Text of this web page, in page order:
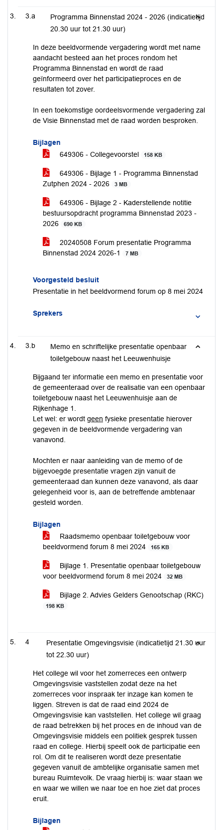
3.a
Programma Binnenstad 2024 - 2026 (indicatietijd
20.30 uur tot 21.30 uur)
In deze beeldvormende vergadering wordt met name
aandacht besteed aan het proces rondom het
Programma Binnenstad en wordt de raad
geïnformeerd over het participatieproces en de
resultaten tot zover.
In een toekomstige oordeelsvormende vergadering zal
de Visie Binnenstad met de raad worden besproken.
Bijlagen
649306 - Collegevoorstel
158 KB
649306 - Bijlage 1 - Programma Binnenstad
Zutphen 2024 - 2026
3 MB
649306 - Bijlage 2 - Kaderstellende notitie
bestuursopdracht programma Binnenstad 2023 -
2026
690 KB
20240508 Forum presentatie Programma
Binnenstad 2024 2026-1
7 MB
Voorgesteld besluit
Presentatie in het beeldvormend forum op 8 mei 2024
Sprekers
3.b
Memo en schriftelijke presentatie openbaar
toiletgebouw naast het Leeuwenhuisje
Bijgaand ter informatie een memo en presentatie voor
de gemeenteraad over de realisatie van een openbaar
toiletgebouw naast het Leeuwenhuisje aan de
Rijkenhage 1.
Let wel: er wordt geen fysieke presentatie hierover
gegeven in de beeldvormende vergadering van
vanavond.
Mochten er naar aanleiding van de memo of de
bijgevoegde presentatie vragen zijn vanuit de
gemeenteraad dan kunnen deze vanavond, als daar
gelegenheid voor is, aan de betreffende ambtenaar
gesteld worden.
Bijlagen
Raadsmemo openbaar toiletgebouw voor
beeldvormend forum 8 mei 2024
165 KB
Bijlage 1. Presentatie openbaar toiletgebouw
voor beeldvormend forum 8 mei 2024
32 MB
Bijlage 2. Advies Gelders Genootschap (RKC)
198 KB
4
Presentatie Omgevingsvisie (indicatietijd 21.30 uur
tot 22.30 uur)
Het college wil voor het zomerreces een ontwerp
Omgevingsvisie vaststellen zodat deze na het
zomerreces voor inspraak ter inzage kan komen te
liggen. Streven is dat de raad eind 2024 de
Omgevingsvisie kan vaststellen. Het college wil graag
de raad betrekken bij het proces en de inhoud van de
Omgevingsvisie middels een politiek gesprek tussen
raad en college. Hierbij speelt ook de participatie een
rol. Om dit te realiseren wordt deze presentatie
gegeven vanuit de ambtelijke organisatie samen met
bureau Ruimtevolk. De vraag hierbij is: waar staan we
en waar we willen we naar toe en hoe ziet dat proces
eruit.
Bijlagen